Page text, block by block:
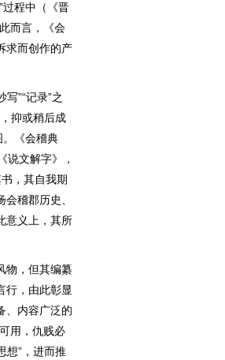
过程中（《晋
而言，《会
求而创作的产
”“记录”之
抑或稍后成
。《会稽典
说文解字》，
书，其自我期
稽郡历史、
意义上，其所
，但其编纂
行，由此彰显
、内容广泛的
用，仇贱必
想”，进而推